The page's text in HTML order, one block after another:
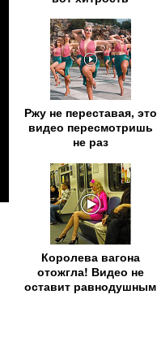
Ржу не переставая, это
видео пересмотришь
не раз
Королева вагона
отожгла! Видео не
оставит равнодушным